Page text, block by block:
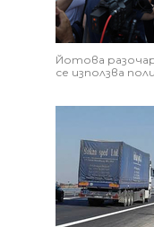
Йотова
се използва